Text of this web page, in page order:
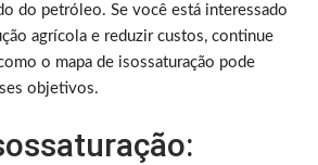
do petróleo. Se você está interessado
agrícola e reduzir custos, continue
o mapa de isossaturação pode
objetivos.